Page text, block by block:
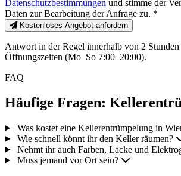
Datenschutzbestimmungen und stimme der
Daten zur Bearbeitung der Anfrage zu. *
Kostenloses Angebot anfordern
Antwort in der Regel innerhalb von 2 Stunden
Öffnungszeiten (Mo–So 7:00–20:00).
FAQ
Häufige Fragen:
Was kostet eine Kellerentrümpelung in
Wie schnell könnt ihr den Keller räumen?
Nehmt ihr auch Farben, Lacke und
Muss jemand vor Ort sein?